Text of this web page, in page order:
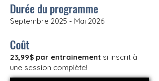
Durée du programme
Septembre 2025 - Mai 2026
Coût
23,99$ par entrainement si inscrit à
une session complète!